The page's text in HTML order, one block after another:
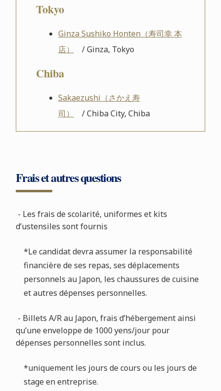
Tokyo
Ginza Sushiko Honten（寿司幸 本
店）
/ Ginza, Tokyo
Chiba
Sakaezushi（さかえ寿
司）
/ Chiba City, Chiba
Frais et autres questions
- Les frais de scolarité, uniformes et kits
d’ustensiles sont fournis
*Le candidat devra assumer la responsabilité
financière de ses repas, ses déplacements
personnels au Japon, les chaussures de cuisine
et autres dépenses personnelles.
- Billets A/R au Japon, frais d’hébergement ainsi
qu’une enveloppe de 1000 yens/jour pour
dépenses personnelles sont inclus.
*uniquement les jours de cours ou les jours de
stage en entreprise.